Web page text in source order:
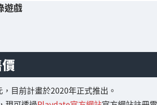
遊戲
目前計畫於2020年正式推出。